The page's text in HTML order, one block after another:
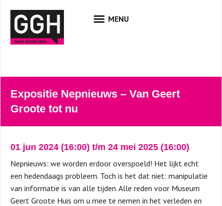
Expositie Nepnieuws – Van Geert
Groote tot nu
01 jun 2024 (16:00) t/m 24 mei 2025 (16:00)
Nepnieuws: we worden erdoor overspoeld! Het lijkt echt
een hedendaags probleem. Toch is het dat niet: manipulatie
van informatie is van alle tijden. Alle reden voor Museum
Geert Groote Huis om u mee te nemen in het verleden en